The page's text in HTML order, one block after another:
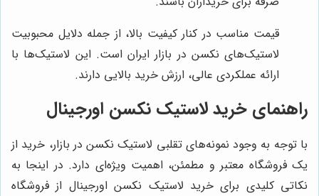
قیمت مناسب در کنار کیفیت بالا، از جمله دلایل محبوبیت
لاستیک‌های نکسن در بازار ایران است. این لاستیک‌ها با
ارائه عملکردی عالی، ارزش خرید بالایی دارند.
راهنمای خرید لاستیک نکسن اورجینال
با توجه به وجود نمونه‌های تقلبی لاستیک نکسن در بازار، خرید از
یک فروشگاه معتبر و مطمئن، اهمیت ویژه‌ای دارد. در اینجا به
نکاتی کلیدی برای خرید لاستیک نکسن اورجینال از فروشگاه